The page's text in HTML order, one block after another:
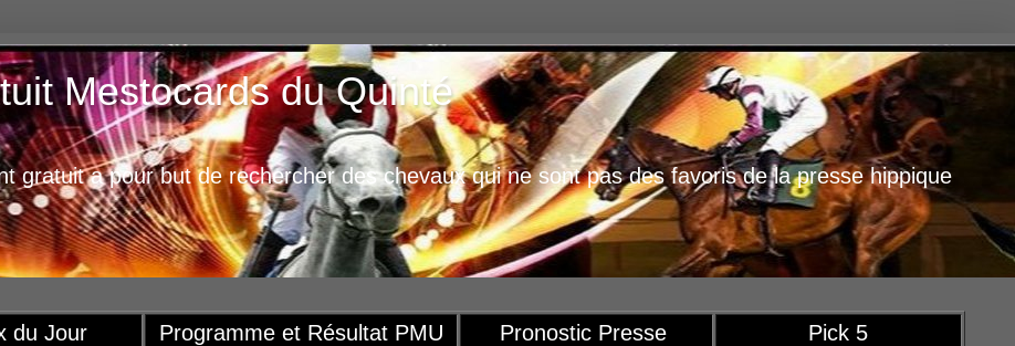
Mestocards du Quinté
gratuit a pour but de rechercher des chevaux qui ne sont pas des favoris de la presse hippique
du Jour Programme et Résultat PMU Pronostic Presse
Pick 5